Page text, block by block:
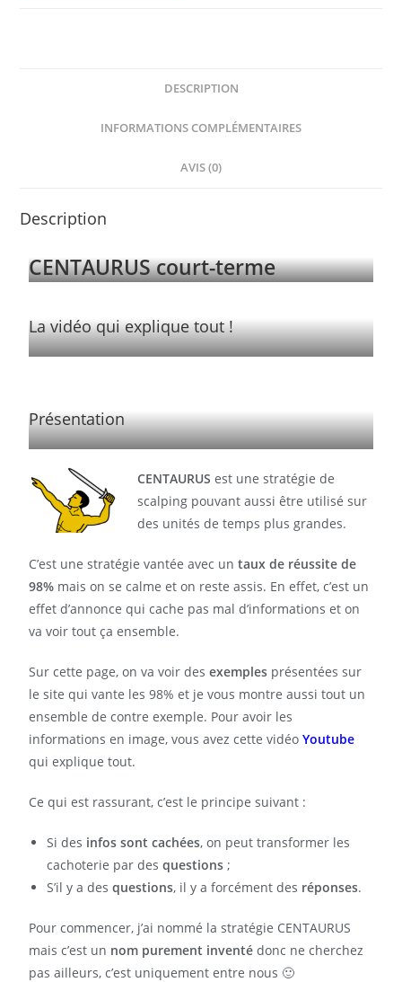
DESCRIPTION
INFORMATIONS COMPLÉMENTAIRES
AVIS (0)
Description
CENTAURUS court-terme
La vidéo qui explique tout !
Présentation
CENTAURUS est une stratégie de
scalping pouvant aussi être utilisé sur
des unités de temps plus grandes.
C’est une stratégie vantée avec un taux de réussite de
98% mais on se calme et on reste assis. En effet, c’est un
effet d’annonce qui cache pas mal d’informations et on
va voir tout ça ensemble.
Sur cette page, on va voir desexemples présentées sur
le site qui vante les 98% et je vous montre aussi tout un
ensemble de contre exemple. Pour avoir les
informations en image, vous avez cette vidéoYoutube
qui explique tout.
Ce qui est rassurant, c’est le principe suivant :
Si des infos sont cachées, on peut transformer les
cachoterie par desquestions ;
S’il y a desquestions, il y a forcément des réponses.
Pour commencer, j’ai nommé la stratégie CENTAURUS
mais c’est un nom purement inventé donc ne cherchez
pas ailleurs, c’est uniquement entre nous 🙂